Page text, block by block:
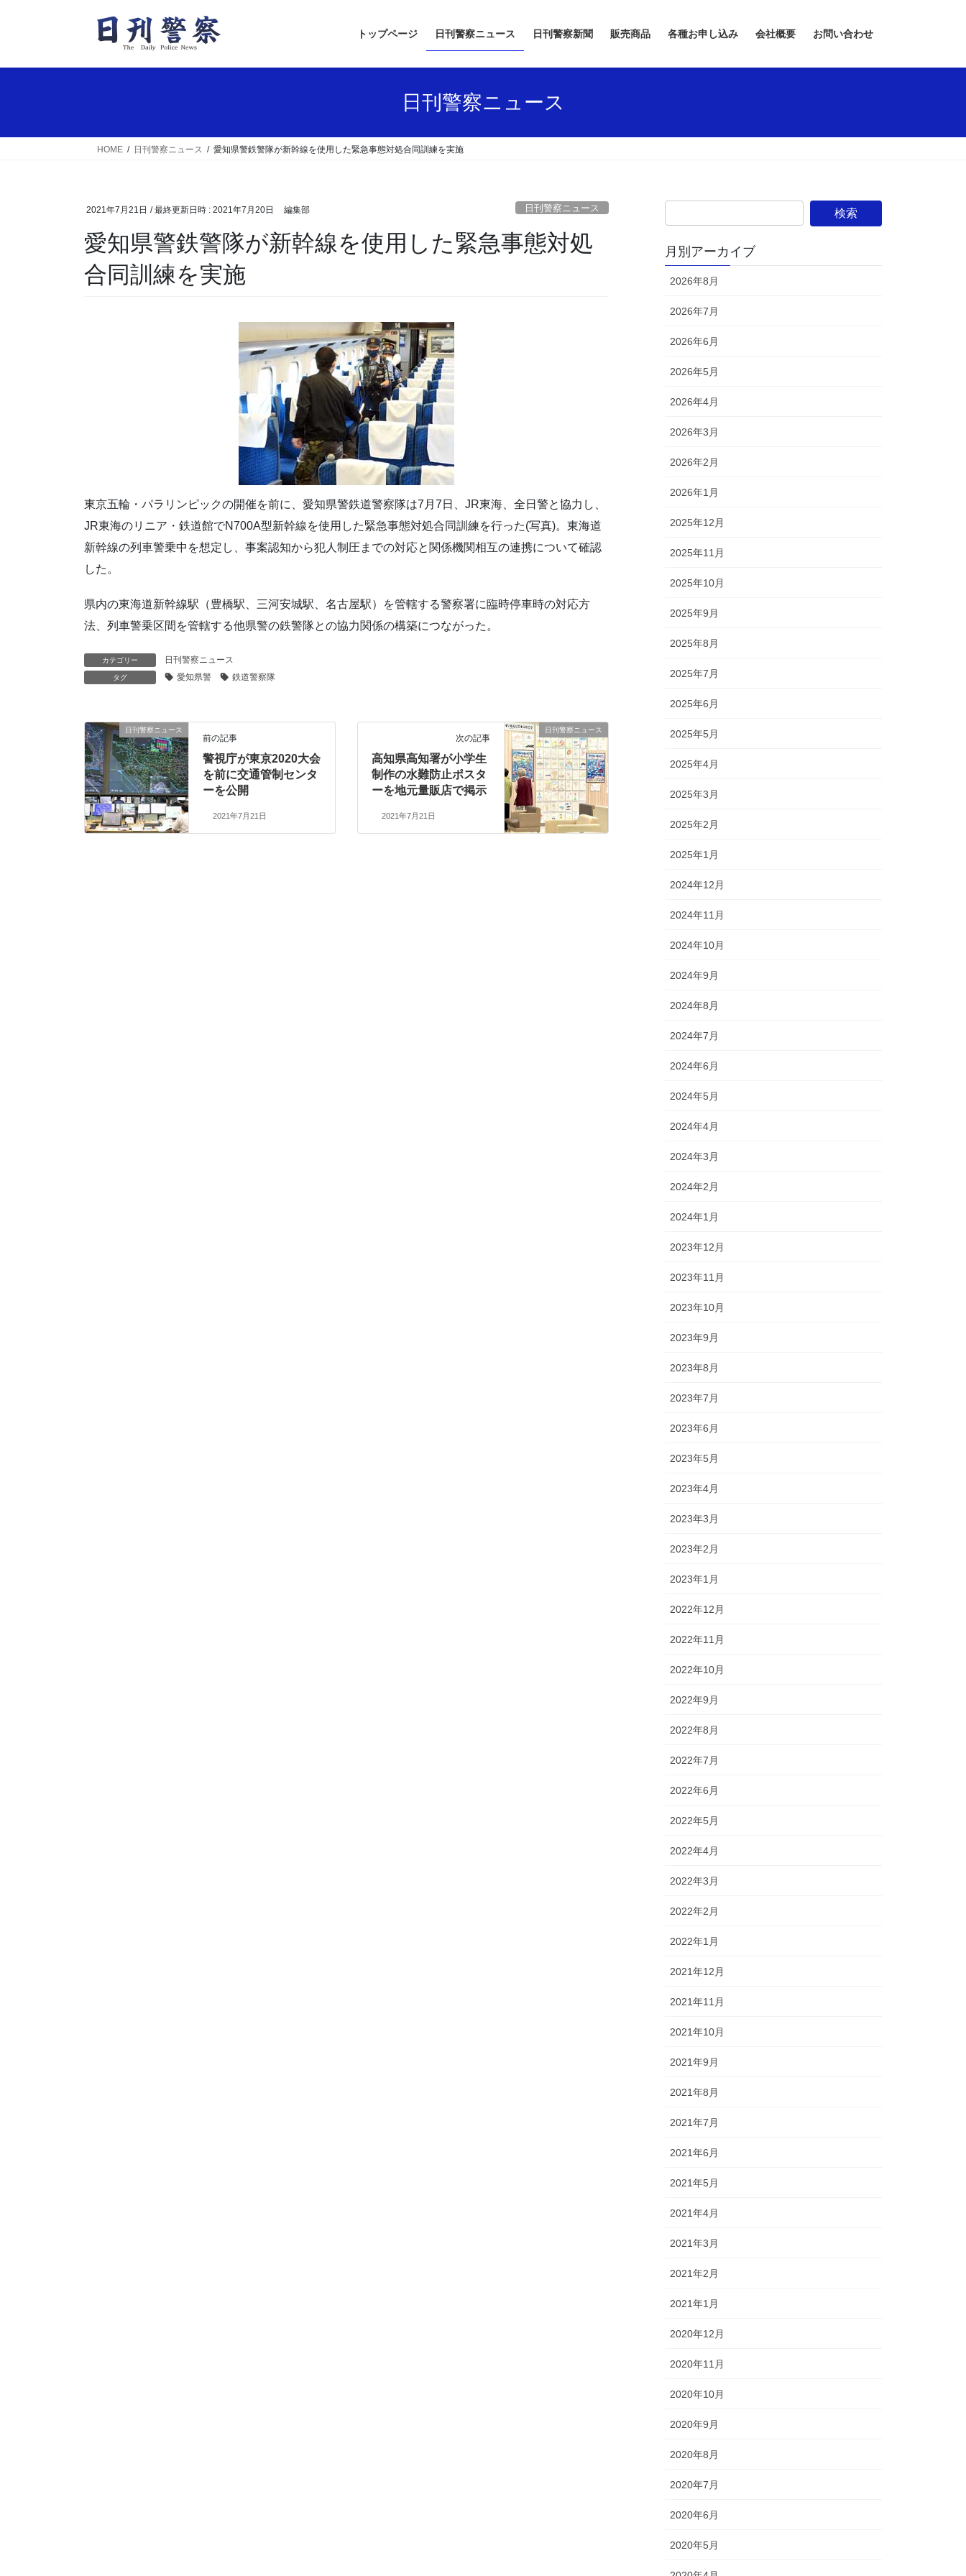
トップページ 日刊警察ニュース 日刊警察新聞 販売商品 各種お申し込み 会社概要 お問い合わせ
日刊警察ニュース
HOME 日刊警察ニュース 愛知県警鉄警隊が新幹線を使用した緊急事態対処合同訓練を実施
2021年7月21日 / 最終更新日時 : 2021年7月20日 編集部 日刊警察ニュース
愛知県警鉄警隊が新幹線を使用した緊急事態対処
合同訓練を実施
東京五輪・パラリンピックの開催を前に、愛知県警鉄道警察隊は7月7日、JR東海、全日警と協力し、
JR東海のリニア・鉄道館でN700A型新幹線を使用した緊急事態対処合同訓練を行った(写真)。東海道
新幹線の列車警乗中を想定し、事案認知から犯人制圧までの対応と関係機関相互の連携について確認
した。
県内の東海道新幹線駅（豊橋駅、三河安城駅、名古屋駅）を管轄する警察署に臨時停車時の対応方
法、列車警乗区間を管轄する他県警の鉄警隊との協力関係の構築につながった。
カテゴリー 日刊警察ニュース
タグ 愛知県警 鉄道警察隊
日刊警察ニュース
前の記事
警視庁が東京2020大会
を前に交通管制センタ
ーを公開
2021年7月21日
日刊警察ニュース
次の記事
高知県高知署が小学生
制作の水難防止ポスタ
ーを地元量販店で掲示
2021年7月21日
月別アーカイブ
2026年8月
2026年7月
2026年6月
2026年5月
2026年4月
2026年3月
2026年2月
2026年1月
2025年12月
2025年11月
2025年10月
2025年9月
2025年8月
2025年7月
2025年6月
2025年5月
2025年4月
2025年3月
2025年2月
2025年1月
2024年12月
2024年11月
2024年10月
2024年9月
2024年8月
2024年7月
2024年6月
2024年5月
2024年4月
2024年3月
2024年2月
2024年1月
2023年12月
2023年11月
2023年10月
2023年9月
2023年8月
2023年7月
2023年6月
2023年5月
2023年4月
2023年3月
2023年2月
2023年1月
2022年12月
2022年11月
2022年10月
2022年9月
2022年8月
2022年7月
2022年6月
2022年5月
2022年4月
2022年3月
2022年2月
2022年1月
2021年12月
2021年11月
2021年10月
2021年9月
2021年8月
2021年7月
2021年6月
2021年5月
2021年4月
2021年3月
2021年2月
2021年1月
2020年12月
2020年11月
2020年10月
2020年9月
2020年8月
2020年7月
2020年6月
2020年5月